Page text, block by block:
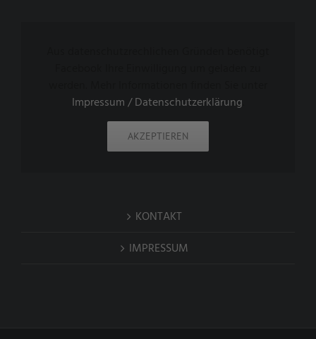
Impressum / Datenschutzerklärung
AKZEPTIEREN
KONTAKT
IMPRESSUM